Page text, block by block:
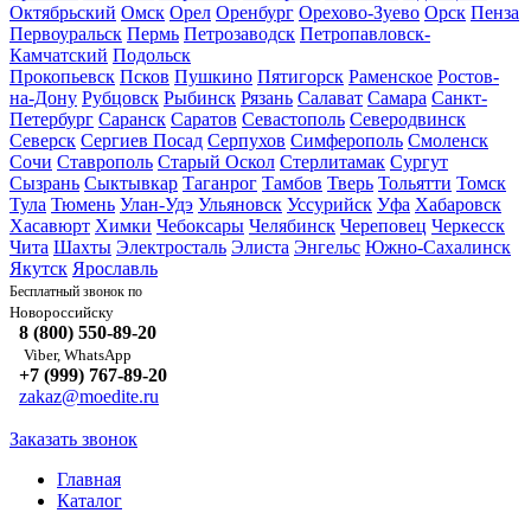
Октябрьский Омск Орел Оренбург Орехово-Зуево Орск Пенза
Первоуральск Пермь Петрозаводск Петропавловск-
Камчатский Подольск
Прокопьевск Псков Пушкино Пятигорск Раменское Ростов-
на-Дону Рубцовск Рыбинск Рязань Салават Самара Санкт-
Петербург Саранск Саратов Севастополь Северодвинск
Северск Сергиев Посад Серпухов Симферополь Смоленск
Сочи Ставрополь Старый Оскол Стерлитамак Сургут
Сызрань Сыктывкар Таганрог Тамбов Тверь Тольятти Томск
Тула Тюмень Улан-Удэ Ульяновск Уссурийск Уфа Хабаровск
Хасавюрт Химки Чебоксары Челябинск Череповец Черкесск
Чита Шахты Электросталь Элиста Энгельс Южно-Сахалинск
Якутск Ярославль
Бесплатный звонок по
Новороссийску
8 (800) 550-89-20
Viber, WhatsApp
+7 (999) 767-89-20
zakaz@moedite.ru
Заказать звонок
Главная
Каталог